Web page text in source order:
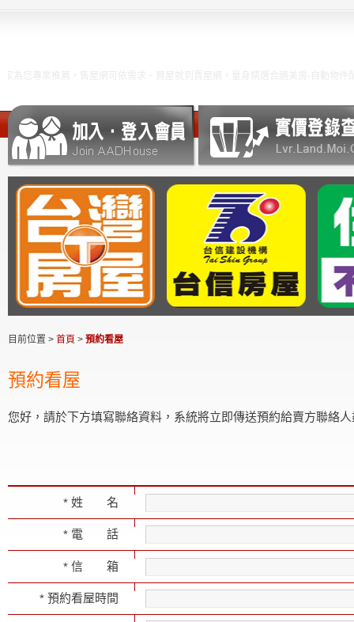
目前位置 > 首頁 > 預約看屋
預約看屋
您好，請於下方填寫聯絡資料，系統將立即傳送預約給賣方聯絡
* 姓 名
* 電 話
* 信 箱
* 預約看屋時間